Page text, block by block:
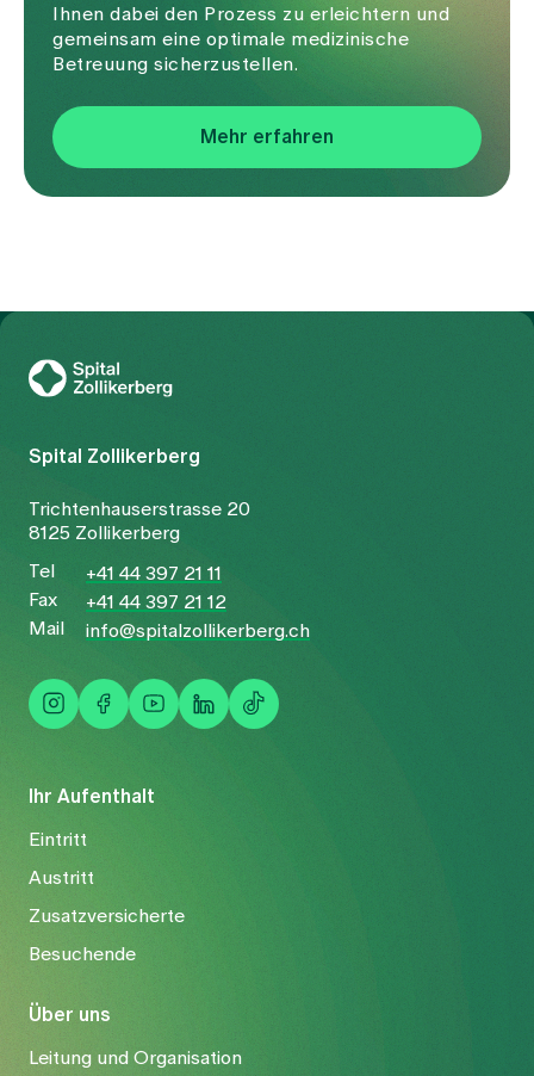
Ihnen dabei den Prozess zu erleichtern und
gemeinsam eine optimale medizinische
Betreuung sicherzustellen.
Mehr erfahren
Ihr Aufenthalt
Eintritt
Austritt
Zusatzversicherte
Besuchende
Über uns
Leitung und Organisation
Spital Zollikerberg
Trichtenhauserstrasse 20
8125 Zollikerberg
Tel
+41 44 397 21 11
Fax
+41 44 397 21 12
Mail
info@spitalzollikerberg.ch